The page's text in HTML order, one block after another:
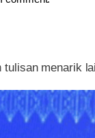
tulisan menarik